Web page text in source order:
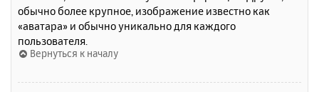
обычно более крупное, изображение известно как
«аватара» и обычно уникально для каждого
пользователя.
Вернуться к началу